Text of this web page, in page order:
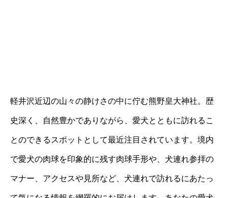
軽井沢近辺の山々の静けさの中に佇む熊野皇大神社。歴
史深く、自然豊かでありながら、愛犬とともに訪れるこ
とのできるスポットとして最近注目されています。境内
で愛犬の肉球を印象的に残す肉球手形や、犬連れ参拝の
マナー、アクセスや見所など、犬連れで訪れるにあたっ